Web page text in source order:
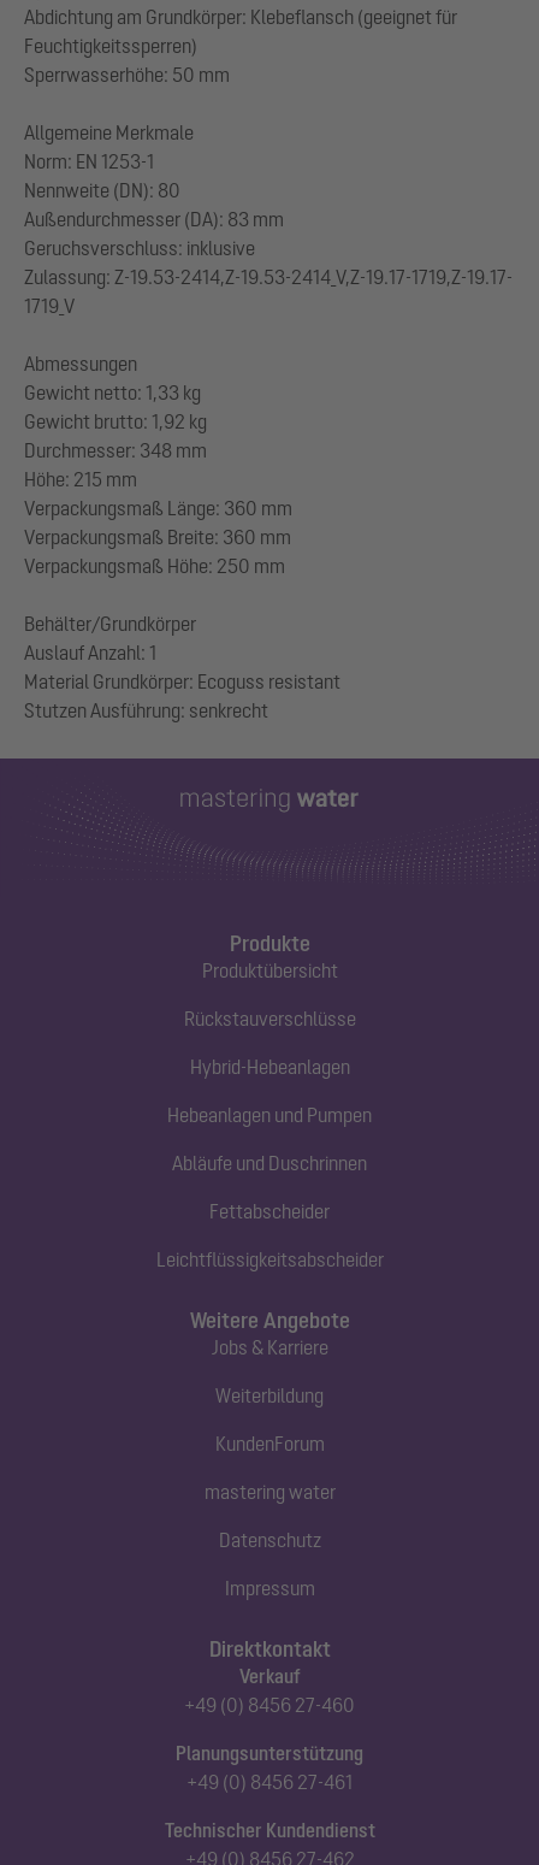
Abdichtung am Grundkörper: Klebeflansch (geeignet für
Feuchtigkeitssperren)
Sperrwasserhöhe: 50 mm
Allgemeine Merkmale
Norm: EN 1253-1
Nennweite (DN): 80
Außendurchmesser (DA): 83 mm
Geruchsverschluss: inklusive
Zulassung: Z-19.53-2414,Z-19.53-2414_V,Z-19.17-1719,Z-19.17-
1719_V
Abmessungen
Gewicht netto: 1,33 kg
Gewicht brutto: 1,92 kg
Durchmesser: 348 mm
Höhe: 215 mm
Verpackungsmaß Länge: 360 mm
Verpackungsmaß Breite: 360 mm
Verpackungsmaß Höhe: 250 mm
Behälter/Grundkörper
Auslauf Anzahl: 1
Material Grundkörper: Ecoguss resistant
Produkte
Produktübersicht
Rückstauverschlüsse
Hybrid-Hebeanlagen
Hebeanlagen und Pumpen
Abläufe und Duschrinnen
Fettabscheider
Leichtflüssigkeitsabscheider
Direktkontakt
Verkauf
+49 (0) 8456 27-460
Planungsunterstützung
+49 (0) 8456 27-461
Technischer Kundendienst
+49 (0) 8456 27-462
Weitere Angebote
Jobs & Karriere
Weiterbildung
KundenForum
mastering water
Datenschutz
Impressum